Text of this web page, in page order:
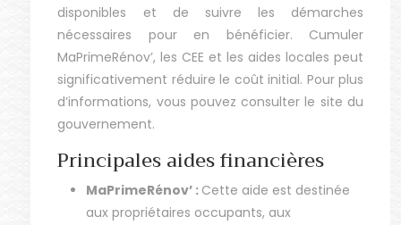
disponibles et de suivre les démarches
nécessaires pour en bénéficier. Cumuler
MaPrimeRénov’, les CEE et les aides locales peut
significativement réduire le coût initial. Pour plus
d’informations, vous pouvez consulter le site du
gouvernement.
Principales aides financières
MaPrimeRénov’ : Cette aide est destinée
aux propriétaires occupants, aux